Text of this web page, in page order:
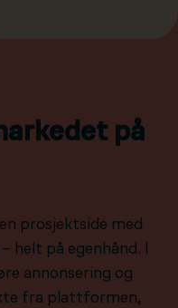
på
prosjektside med
helt på egenhånd. I
annonsering og
fra plattformen,